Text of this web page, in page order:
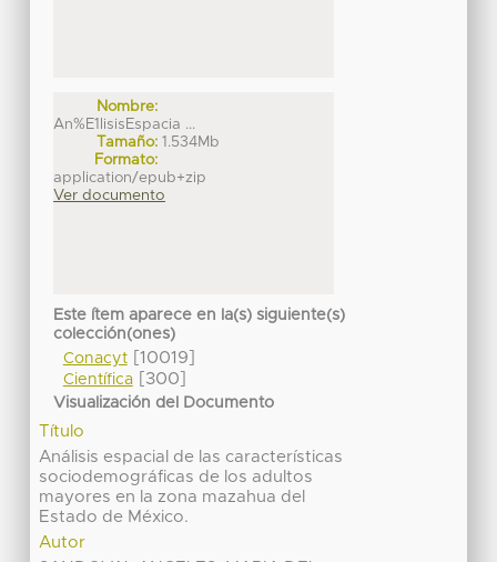
Nombre:
An%E1lisisEspacia ...
Tamaño: 1.534Mb
Formato:
application/epub+zip
Ver documento
Este ítem aparece en la(s) siguiente(s)
colección(ones)
Conacyt[10019]
Científica[300]
Visualización del Documento
Título
Análisis espacial de las características
sociodemográficas de los adultos
mayores en la zona mazahua del
Estado de México.
Autor